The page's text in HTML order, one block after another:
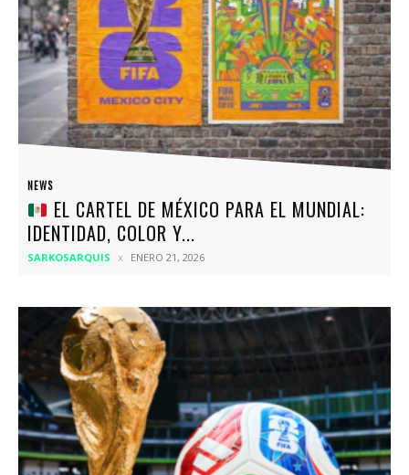
NEWS
EL CARTEL DE MÉXICO PARA EL MUNDIAL:
IDENTIDAD, COLOR Y...
SARKOSARQUIS ENERO 21, 2026